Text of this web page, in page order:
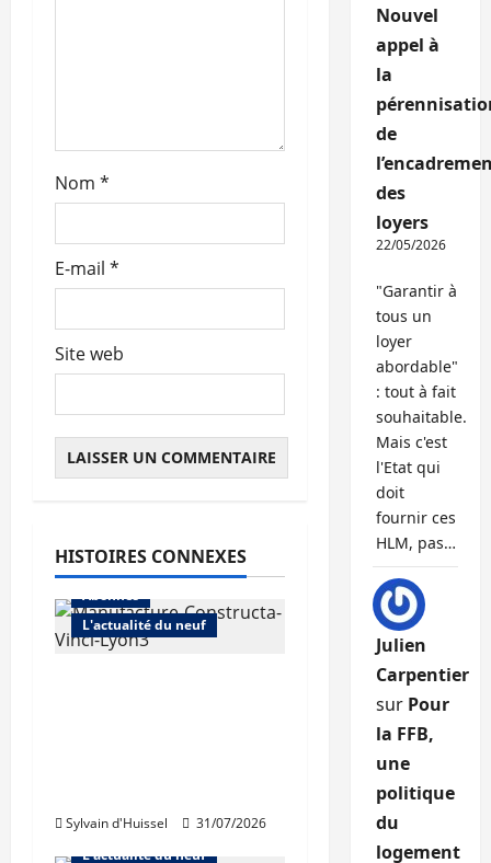
c
l
e
Nom *
E-mail *
Site web
HISTOIRES CONNEXES
Abonnés
L'actualité du neuf
Sylvain d'Huissel 31/07/2026
Abonnés
L'actualité du neuf
Nouvel
appel à
la
de
des
loyers
22/05/2026
"Garantir à
tous un
loyer
abordable"
: tout à fait
souhaitable.
Mais c'est
l'Etat qui
doit
fournir ces
HLM, pas…
Julien
Carpentier
sur Pour
la FFB,
une
politique
du
logement